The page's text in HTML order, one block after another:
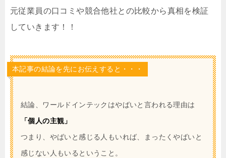
元従業員の口コミや競合他社との比較から真相を検証
していきます！！
本記事の結論を先にお伝えすると・・・
結論、ワールドインテックはやばいと言われる理由は
「個人の主観」
つまり、やばいと感じる人もいれば、まったくやばいと
感じない人もいるということ。